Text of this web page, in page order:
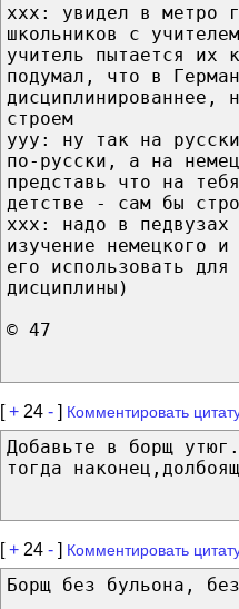
xxx: увидел в метро
школьников с
учитель пытается их
подумал, что в
дисциплинированнее,
строем
yyy: ну так на
по-русски, а на
представь что на
детстве - сам бы
ххх: надо в педвузах
изучение немецкого и
его использовать для
дисциплины)
© 47
[+ 24 - ] Комментировать
Добавьте в борщ
тогда
[+ 24 - ] Комментировать
Борщ без бульона,